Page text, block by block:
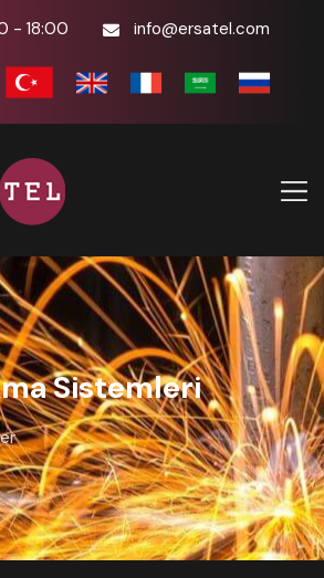
- 18:00 info@ersatel.com
Sistemleri